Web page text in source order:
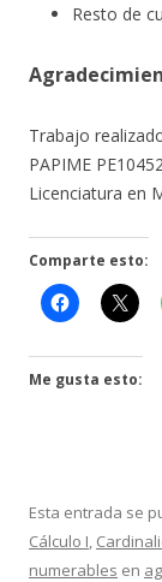
Resto de
Trabajo
PAPIME
Licenciatura en
Comparte esto:
Me gusta esto:
Esta entrada se
Cálculo I
numerables en